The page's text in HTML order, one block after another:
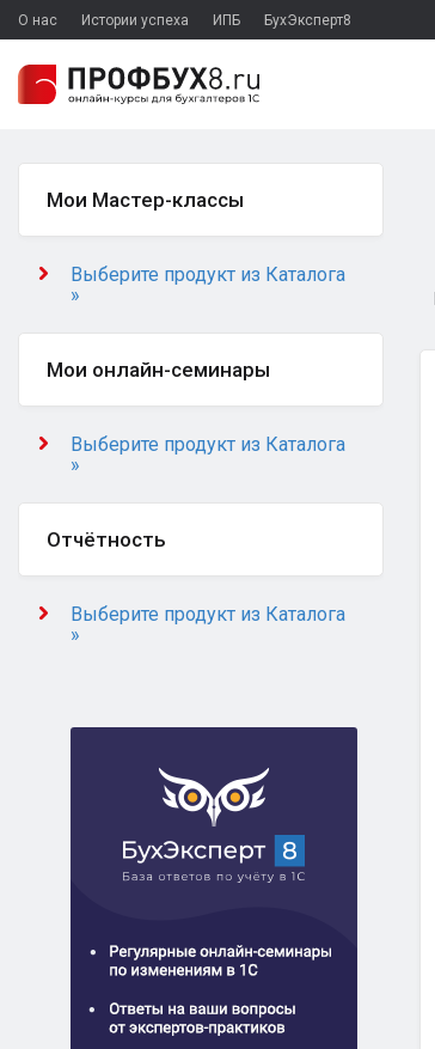
О нас Истории успеха ИПБ БухЭксперт8
Мои Мастер-классы
Выберите продукт из Каталога
»
Мои онлайн-семинары
Выберите продукт из Каталога
»
Отчётность
Выберите продукт из Каталога
»